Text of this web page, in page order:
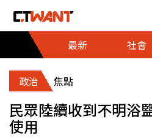
最新
社會
政治 焦點
民眾陸續收到不明
使用